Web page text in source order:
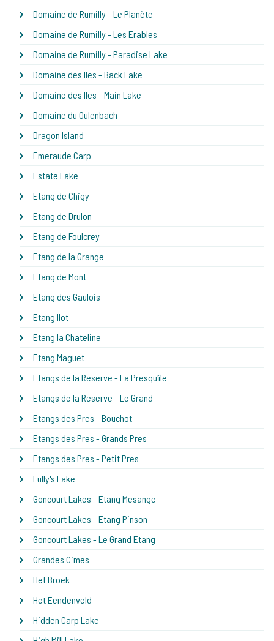
Domaine de Rumilly - Le Planète
Domaine de Rumilly - Les Erables
Domaine de Rumilly - Paradise Lake
Domaine des Iles - Back Lake
Domaine des Iles - Main Lake
Domaine du Oulenbach
Dragon Island
Emeraude Carp
Estate Lake
Etang de Chigy
Etang de Drulon
Etang de Foulcrey
Etang de la Grange
Etang de Mont
Etang des Gaulois
Etang Ilot
Etang la Chateline
Etang Maguet
Etangs de la Reserve - La Presqu'île
Etangs de la Reserve - Le Grand
Etangs des Pres - Bouchot
Etangs des Pres - Grands Pres
Etangs des Pres - Petit Pres
Fully's Lake
Goncourt Lakes - Etang Mesange
Goncourt Lakes - Etang Pinson
Goncourt Lakes - Le Grand Etang
Grandes Cimes
Het Broek
Het Eendenveld
Hidden Carp Lake